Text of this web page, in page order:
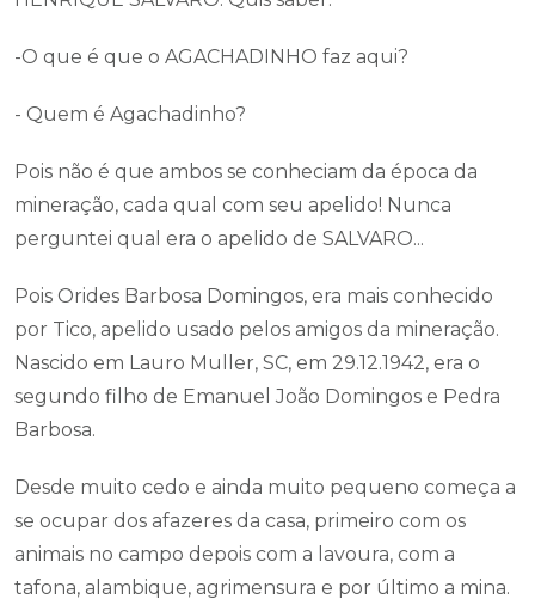
-O que é que o AGACHADINHO faz aqui?
- Quem é Agachadinho?
Pois não é que ambos se conheciam da época da
mineração, cada qual com seu apelido! Nunca
perguntei qual era o apelido de SALVARO...
Pois Orides Barbosa Domingos, era mais conhecido
por Tico, apelido usado pelos amigos da mineração.
Nascido em Lauro Muller, SC, em 29.12.1942, era o
segundo filho de Emanuel João Domingos e Pedra
Barbosa.
Desde muito cedo e ainda muito pequeno começa a
se ocupar dos afazeres da casa, primeiro com os
animais no campo depois com a lavoura, com a
tafona, alambique, agrimensura e por último a mina.